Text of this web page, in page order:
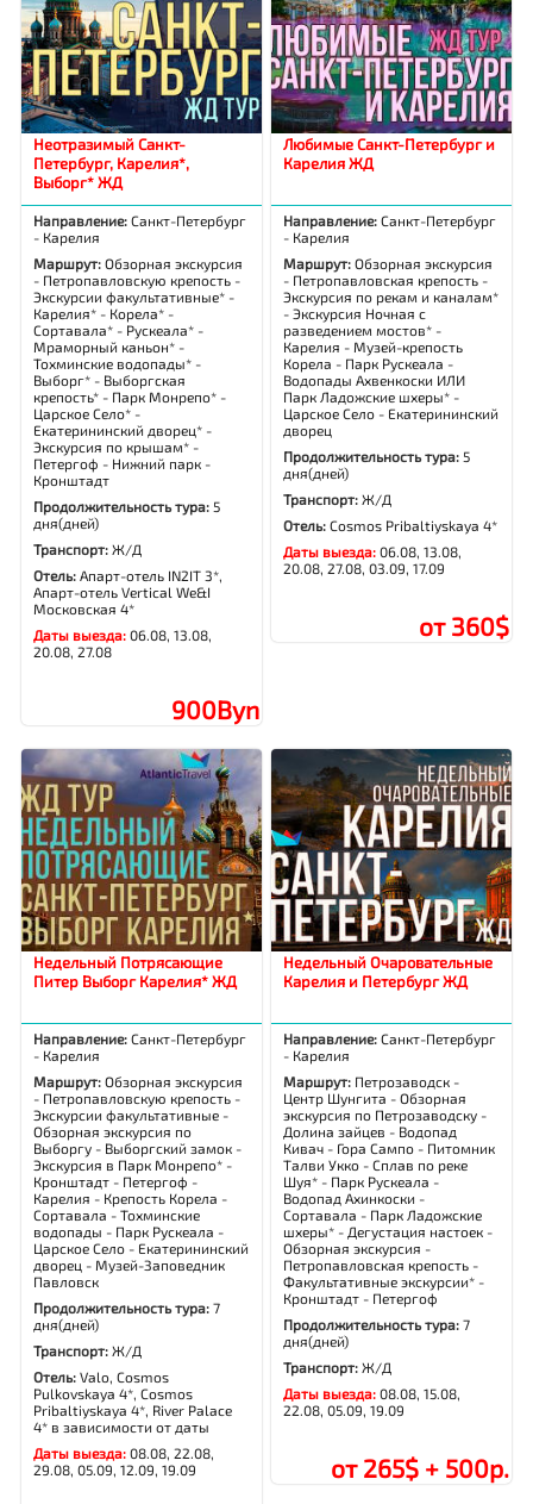
Неотразимый Санкт-
Петербург, Карелия*,
Выборг* ЖД
Направление:Санкт-Петербург
- Карелия
Маршрут:Обзорная экскурсия
- Петропавловскую крепость -
Экскурсии факультативные* -
Карелия* - Корела* -
Сортавала* - Рускеала* -
Мраморный каньон* -
Тохминские водопады* -
Выборг* - Выборгская
крепость* - Парк Монрепо* -
Царское Село* -
Екатерининский дворец* -
Экскурсия по крышам* -
Петергоф - Нижний парк -
Кронштадт
Продолжительность тура: 5
дня(дней)
Транспорт:Ж/Д
Отель:Апарт-отель IN2IT 3*,
Апарт-отель Vertical We&I
Московская 4*
Даты выезда:06.08, 13.08,
20.08, 27.08
900Byn
Любимые Санкт-Петербург и
Карелия ЖД
Направление:Санкт-Петербург
- Карелия
Маршрут:Обзорная экскурсия
- Петропавловская крепость -
Экскурсия по рекам и каналам*
- Экскурсия Ночная с
разведением мостов* -
Карелия - Музей-крепость
Корела - Парк Рускеала -
Водопады Ахвенкоски ИЛИ
Парк Ладожские шхеры* -
Царское Село - Екатерининский
дворец
Продолжительность тура: 5
дня(дней)
Транспорт:Ж/Д
Отель:Cosmos Pribaltiyskaya 4*
Даты выезда:06.08, 13.08,
20.08, 27.08, 03.09, 17.09
от 360$
Недельный Потрясающие
Питер Выборг Карелия* ЖД
Направление:Санкт-Петербург
- Карелия
Маршрут:Обзорная экскурсия
- Петропавловскую крепость -
Экскурсии факультативные -
Обзорная экскурсия по
Выборгу - Выборгский замок -
Экскурсия в Парк Монрепо* -
Кронштадт - Петергоф -
Карелия - Крепость Корела -
Сортавала - Тохминские
водопады - Парк Рускеала -
Царское Село - Екатерининский
дворец - Музей-Заповедник
Павловск
Продолжительность тура:7
дня(дней)
Транспорт:Ж/Д
Отель:Valo, Cosmos
Pulkovskaya 4*, Cosmos
Pribaltiyskaya 4*, River Palace
4* в зависимости от даты
Даты выезда:08.08, 22.08,
29.08, 05.09, 12.09, 19.09
Недельный Очаровательные
Карелия и Петербург ЖД
Направление:Санкт-Петербург
- Карелия
Маршрут: Петрозаводск -
Центр Шунгита - Обзорная
экскурсия по Петрозаводску -
Долина зайцев - Водопад
Кивач - Гора Сампо - Питомник
Талви Укко - Сплав по реке
Шуя* - Парк Рускеала -
Водопад Ахинкоски -
Сортавала - Парк Ладожские
шхеры* - Дегустация настоек -
Обзорная экскурсия -
Петропавловская крепость -
Факультативные экскурсии* -
Кронштадт - Петергоф
Продолжительность тура:7
дня(дней)
Транспорт:Ж/Д
Даты выезда:08.08, 15.08,
22.08, 05.09, 19.09
от 265$ + 500р.